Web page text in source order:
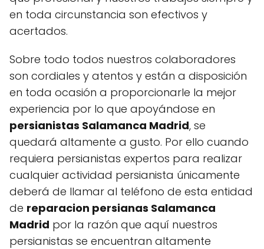
en toda circunstancia son efectivos y
acertados.
Sobre todo todos nuestros colaboradores
son cordiales y atentos y están a disposición
en toda ocasión a proporcionarle la mejor
experiencia por lo que apoyándose en
persianistas Salamanca Madrid, se
quedará altamente a gusto. Por ello cuando
requiera persianistas expertos para realizar
cualquier actividad persianista únicamente
deberá de llamar al teléfono de esta entidad
de reparacion persianas Salamanca
Madrid por la razón que aquí nuestros
persianistas se encuentran altamente